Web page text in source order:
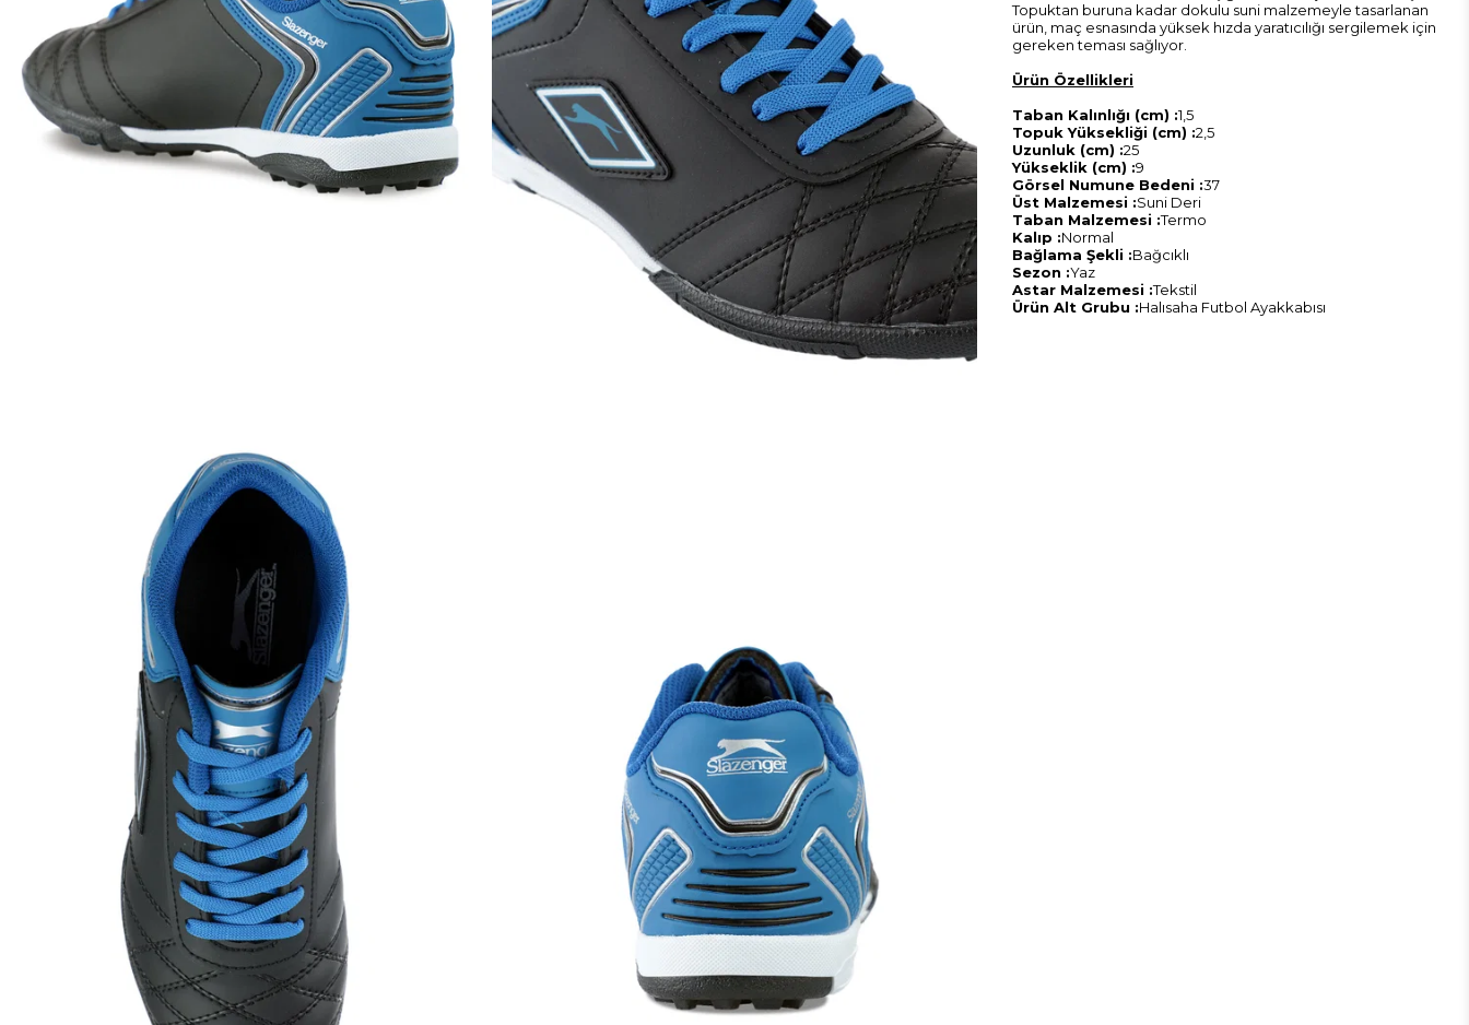
Topuktan buruna kadar dokulu suni malzemeyle tasarlanan
ürün, maç esnasında yüksek hızda yaratıcılığı sergilemek için
gereken teması sağlıyor.
Ürün Özellikleri
Taban Kalınlığı (cm) :1,5
Topuk Yüksekliği (cm) :2,5
Uzunluk (cm) :25
Yükseklik (cm) :9
Görsel Numune Bedeni :37
Üst Malzemesi :Suni Deri
Taban Malzemesi :Termo
Kalıp :Normal
Bağlama Şekli :Bağcıklı
Sezon :Yaz
Astar Malzemesi :Tekstil
Ürün Alt Grubu :Halısaha Futbol Ayakkabısı